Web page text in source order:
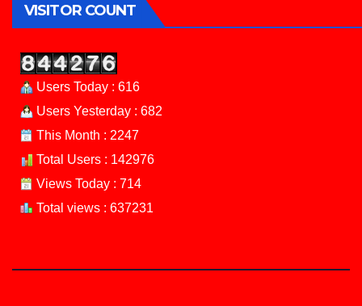
VISITOR COUNT
Users Today : 616
Users Yesterday : 682
This Month : 2247
Total Users : 142976
Views Today : 714
Total views : 637231